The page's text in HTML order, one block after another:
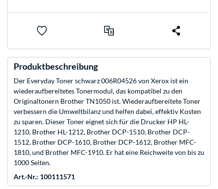
Produktbeschreibung
Der Everyday Toner schwarz 006R04526 von Xerox ist ein
wiederaufbereitetes Tonermodul, das kompatibel zu den
Originaltonern Brother TN1050 ist. Wiederaufbereitete Toner
verbessern die Umweltbilanz und helfen dabei, effektiv Kosten
zu sparen. Dieser Toner eignet sich für die Drucker HP HL-
1210, Brother HL-1212, Brother DCP-1510, Brother DCP-
1512, Brother DCP-1610, Brother DCP-1612, Brother MFC-
1810, und Brother MFC-1910. Er hat eine Reichweite von bis zu
1000 Seiten.
Art.-Nr.: 100111571